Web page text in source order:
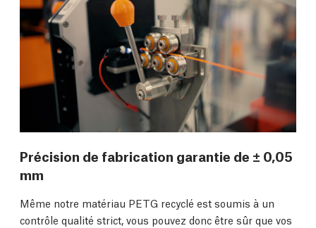
Précision de fabrication garantie de ± 0,05
mm
Même notre matériau PETG recyclé est soumis à un
contrôle qualité strict, vous pouvez donc être sûr que vos